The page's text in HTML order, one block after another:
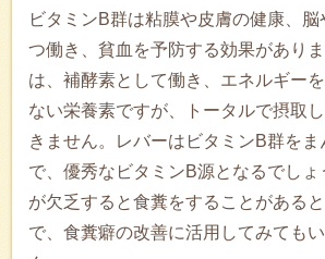
ビタミンB群は粘膜や皮膚の健康、
つ働き、貧血を予防する効果があり
は、補酵素として働き、エネルギー
ない栄養素ですが、トータルで摂取
きません。レバーはビタミンB群を
で、優秀なビタミンB源となるでし
が欠乏すると食糞をすることがある
で、食糞癖の改善に活用してみても